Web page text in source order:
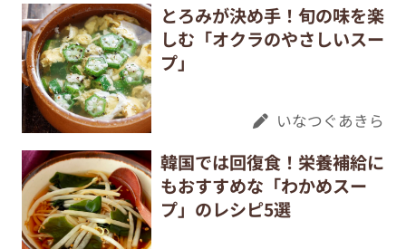
とろみが決め手！旬の味を楽
しむ「オクラのやさしいスー
プ」
いなつぐあきら
韓国では回復食！栄養補給に
もおすすめな「わかめスー
プ」のレシピ5選